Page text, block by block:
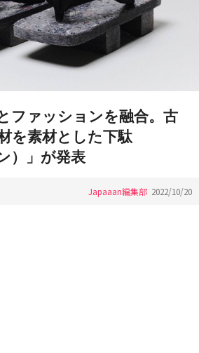
ファッションを融合。古
を素材とした下駄
）」が発表
Japaaan編集部 2022/10/20